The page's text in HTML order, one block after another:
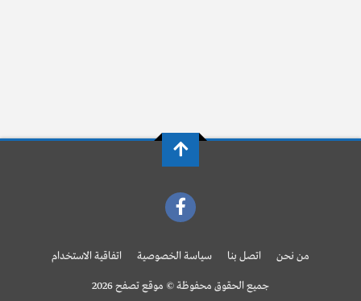
من نحن اتصل بنا سياسة الخصوصية اتفاقية الاستخدام
جميع الحقوق محفوظة © موقع تصفح 2026